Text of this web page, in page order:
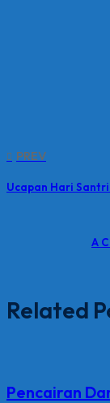
PREV
Ucapan Hari
A
Related
Pencairan